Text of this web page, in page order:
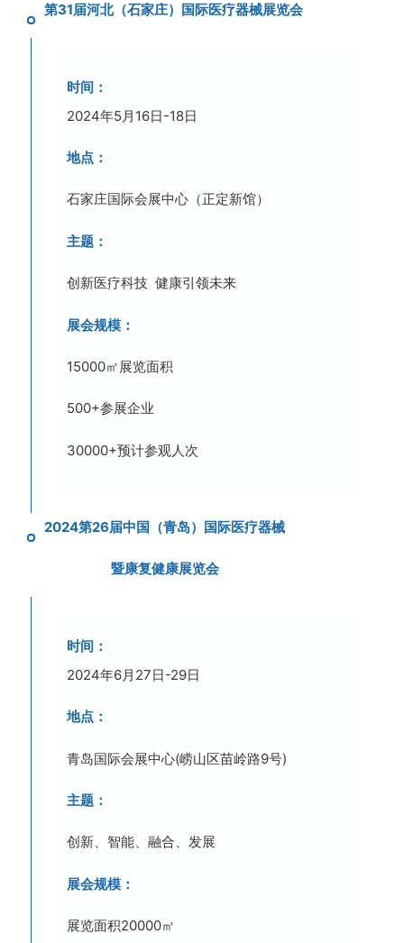
第31届河北（石家庄）国际医疗器械展览会
时间：
2024年5月16日-18日
地点：
石家庄国际会展中心（正定新馆）
主题：
创新医疗科技 健康引领未来
展会规模：
15000㎡展览面积
500+参展企业
30000+预计参观人次
2024第26届中国（青岛）国际医疗器械
暨康复健康展览会
时间：
2024年6月27日-29日
地点：
青岛国际会展中心(崂山区苗岭路9号)
主题：
创新、智能、融合、发展
展会规模：
展览面积20000㎡